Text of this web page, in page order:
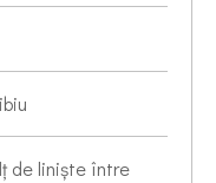
de liniște între